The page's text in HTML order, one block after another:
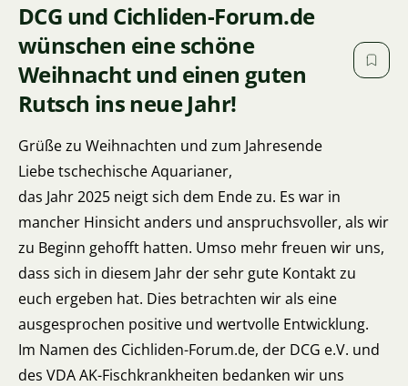
DCG und Cichliden-Forum.de
wünschen eine schöne
Weihnacht und einen guten
Rutsch ins neue Jahr!
Grüße zu Weihnachten und zum Jahresende
Liebe tschechische Aquarianer,
das Jahr 2025 neigt sich dem Ende zu. Es war in
mancher Hinsicht anders und anspruchsvoller, als wir
zu Beginn gehofft hatten. Umso mehr freuen wir uns,
dass sich in diesem Jahr der sehr gute Kontakt zu
euch ergeben hat. Dies betrachten wir als eine
ausgesprochen positive und wertvolle Entwicklung.
Im Namen des Cichliden-Forum.de, der DCG e.V. und
des VDA AK-Fischkrankheiten bedanken wir uns